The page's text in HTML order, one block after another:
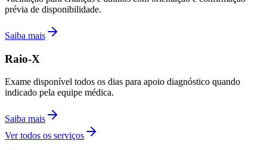
prévia de disponibilidade.
Saiba mais
Raio-X
Exame disponível todos os dias para apoio diagnóstico quando
indicado pela equipe médica.
Saiba mais
Ver todos os serviços